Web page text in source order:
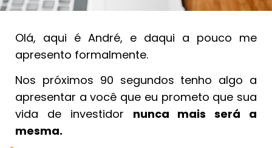
Olá, aqui é André, e daqui a pouco me
apresento formalmente.
Nos próximos 90 segundos tenho algo a
apresentar a você que eu prometo que sua
vida de investidor nunca mais será a
mesma.